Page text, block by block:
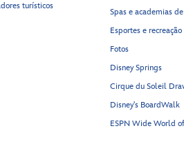
turísticos
Spas e academias
Esportes e recreação
Fotos
Disney Springs
Cirque du Soleil
Disney's BoardWalk
ESPN Wide World